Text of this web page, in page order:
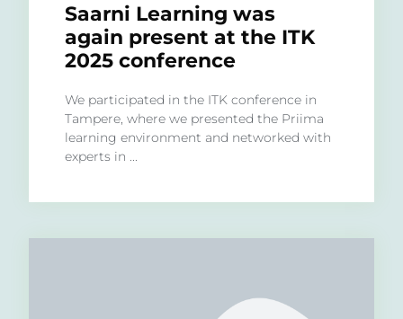
Saarni Learning was
again present at the ITK
2025 conference
We participated in the ITK conference in
Tampere, where we presented the Priima
learning environment and networked with
experts in ...